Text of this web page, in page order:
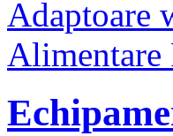
Adaptoare
Alimentare